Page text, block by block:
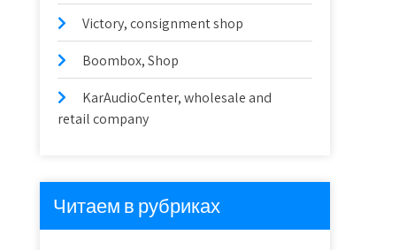
Victory, consignment shop
Boombox, Shop
KarAudioCenter, wholesale and
retail company
Читаем в рубриках